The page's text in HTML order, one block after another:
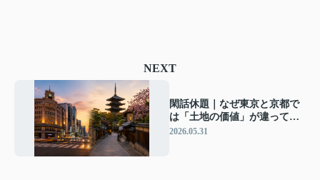
NEXT
閑話休題｜なぜ東京と京都で
は「土地の価値」が違って見
えるのか？ ― 銀座の熱量、京
2026.05.31